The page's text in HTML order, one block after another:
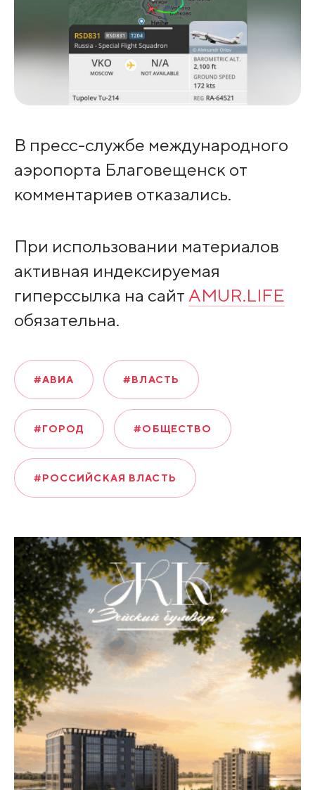
В пресс-службе международного
аэропорта Благовещенск от
комментариев отказались.
При использовании материалов
активная индексируемая
гиперссылка на сайт AMUR.LIFE
обязательна.
#АВИА #ВЛАСТЬ
#ГОРОД #ОБЩЕСТВО
#РОССИЙСКАЯ ВЛАСТЬ